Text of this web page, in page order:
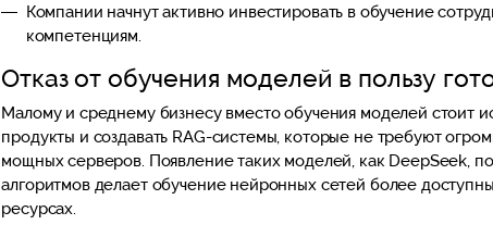
Компании начнут активно инвестировать в обучение
компетенциям.
Отказ от обучения моделей в пользу
Малому и среднему бизнесу вместо обучения моделей стоит
продукты и создавать RAG-системы, которые не требуют
мощных серверов. Появление таких моделей, как DeepSeek,
алгоритмов делает обучение нейронных сетей более
ресурсах.